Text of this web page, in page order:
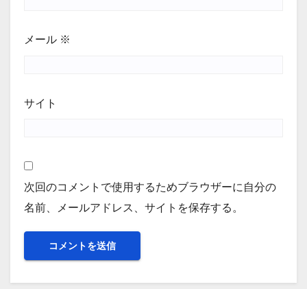
メール ※
サイト
次回のコメントで使用するためブラウザーに自分の
名前、メールアドレス、サイトを保存する。